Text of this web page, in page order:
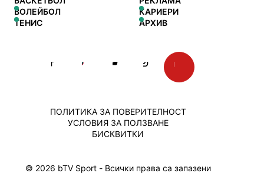
ВОЛЕЙБОЛ
ТЕНИС
КАРИЕРИ
АРХИВ
© 2026 bTV Sport - Всички права са запазени
ПОЛИТИКА ЗА ПОВЕРИТЕЛНОСТ
УСЛОВИЯ ЗА ПОЛЗВАНЕ
БИСКВИТКИ